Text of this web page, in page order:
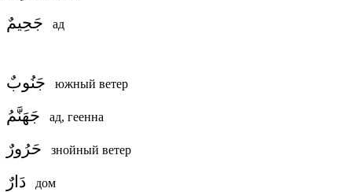
جَحِيمٌ ад
جَنُوبٌ южный ветер
جَهَنَّمُ ад, геенна
حَرُورٌ знойный ветер
دَارٌ дом